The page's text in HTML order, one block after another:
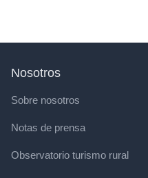
Nosotros
Sobre nosotros
Notas de prensa
Observatorio turismo rural